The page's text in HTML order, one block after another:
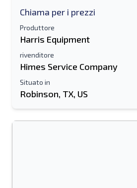
Chiama per i prezzi
Produttore
Harris Equipment
rivenditore
Himes Service Company
Situato in
Robinson, TX, US